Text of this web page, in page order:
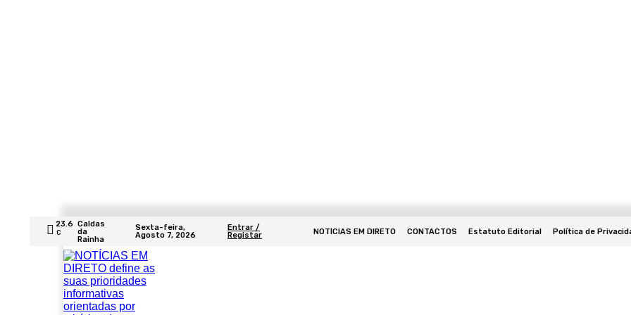
23.6
C
Caldas
da
Rainha
Sexta-feira,
Agosto 7, 2026
Entrar /
Registar
NOTÍCIAS EM DIRETO CONTACTOS Estatuto Editorial Política de